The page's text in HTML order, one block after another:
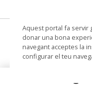
Aquest portal fa servir
donar una bona
navegant acceptes la
configurar el teu